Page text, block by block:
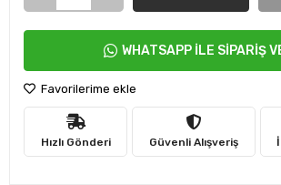
WHATSAPP İLE SİPARİŞ
Favorilerime ekle
Hızlı Gönderi Güvenli Alışveriş